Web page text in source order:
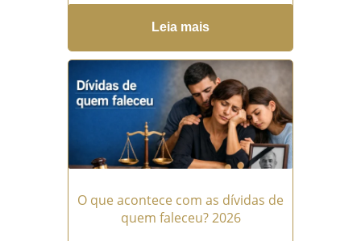
atrasada? A possibilidade de
quitar pensão atrasada
utilizando bens da atual
companheira ou...Leia mais
Leia mais
O que acontece com as dívidas de
quem faleceu? 2026